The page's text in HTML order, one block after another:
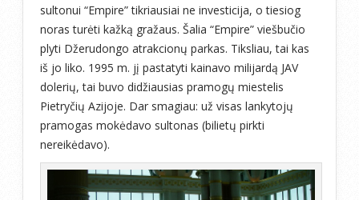
sultonui “Empire” tikriausiai ne investicija, o tiesiog
noras turėti kažką gražaus. Šalia “Empire” viešbučio
plyti Džerudongo atrakcionų parkas. Tiksliau, tai kas
iš jo liko. 1995 m. jį pastatyti kainavo milijardą JAV
dolerių, tai buvo didžiausias pramogų miestelis
Pietryčių Azijoje. Dar smagiau: už visas lankytojų
pramogas mokėdavo sultonas (bilietų pirkti
nereikėdavo).